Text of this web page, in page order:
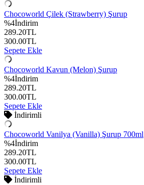
Chocoworld Çilek (Strawberry) Şurup
%4İndirim
289.20TL
300.00TL
Sepete Ekle
Chocoworld Kavun (Melon) Şurup
%4İndirim
289.20TL
300.00TL
Sepete Ekle
İndirimli
Chocoworld Vanilya (Vanilla) Şurup 700ml
%4İndirim
289.20TL
300.00TL
Sepete Ekle
İndirimli